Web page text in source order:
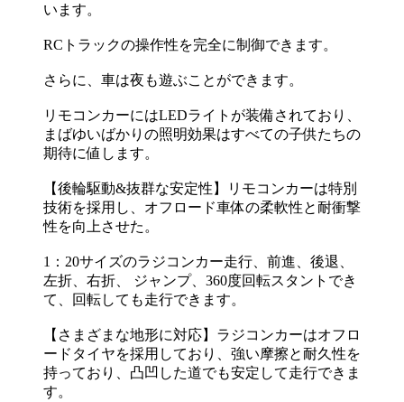
います。
RCトラックの操作性を完全に制御できます。
さらに、車は夜も遊ぶことができます。
リモコンカーにはLEDライトが装備されており、
まばゆいばかりの照明効果はすべての子供たちの
期待に値します。
【後輪駆動&抜群な安定性】リモコンカーは特別
技術を採用し、オフロード車体の柔軟性と耐衝撃
性を向上させた。
1：20サイズのラジコンカー走行、前進、後退、
左折、右折、 ジャンプ、360度回転スタントでき
て、回転しても走行できます。
【さまざまな地形に対応】ラジコンカーはオフロ
ードタイヤを採用しており、強い摩擦と耐久性を
持っており、凸凹した道でも安定して走行できま
す。